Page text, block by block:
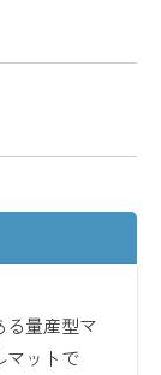
量産型マ
マットで